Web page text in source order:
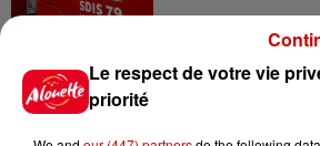
Violences
Le respect de votre vie
priorité